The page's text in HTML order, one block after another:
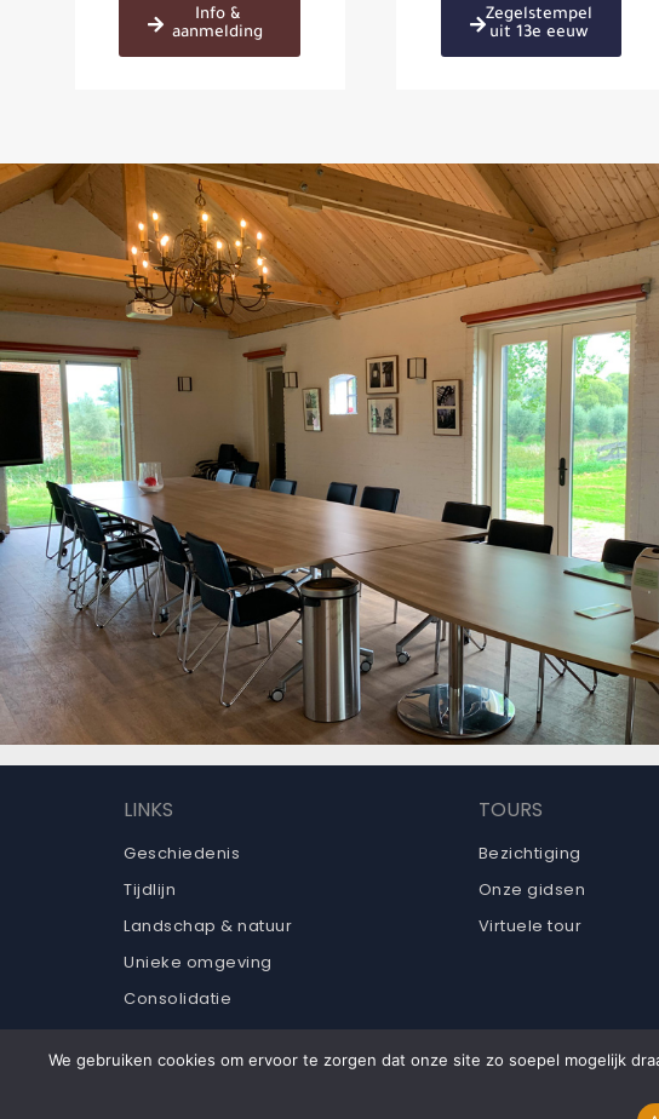
Info &
aanmelding
Zegelstempel
uit 13e eeuw
LINKS
Geschiedenis
Tijdlijn
Landschap & natuur
Unieke omgeving
Consolidatie
Archief
TOURS
Bezichtiging
Onze gidsen
Virtuele tour
We gebruiken cookies om ervoor te zorgen dat onze site zo soepel mogelijk